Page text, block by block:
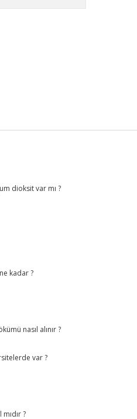
dioksit var mı ?
kadar ?
nasıl alınır ?
var ?
?